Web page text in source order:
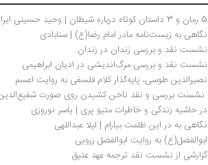
5 رمان و 3 داستان کوتاه درباره شیطان | وحید حسینی ایرانی
نگاهی به زیست‌نامه مادر امام رضا(ع) | سنابادی
نشست نقد و بررسی زندان در زندان
نشست نقد و بررسی مرگ‌اندیشی در ادیان ابراهیمی
نصیرالدین طوسی، پایه‌گذار کلام فلسفی به روایت اعسم
نشست بررسی و نقد ناخن کشیدن روی صورت
در حاشیه زندگی و خاطرات متیو پری‌ | یاسر نوروزی
نگاهی به در این ظلمت بیارام | لیلا عبداللهی
ابوالفضل(ع) به روایت ابوالفضل زرویی
گزارشی از نشست نقد ترجمه عهد عتیق